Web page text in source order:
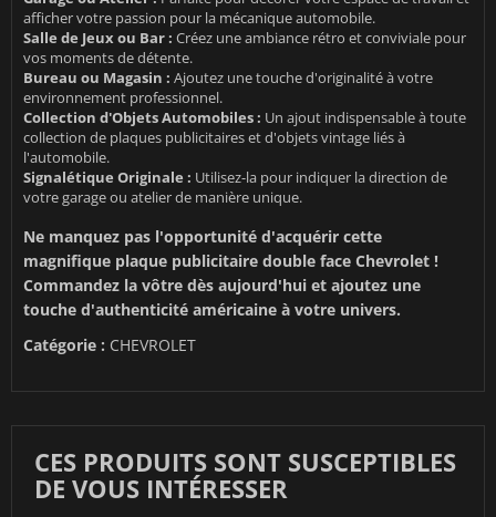
afficher votre passion pour la mécanique automobile.
Salle de Jeux ou Bar : Créez une ambiance rétro et conviviale pour
vos moments de détente.
Bureau ou Magasin : Ajoutez une touche d'originalité à votre
environnement professionnel.
Collection d'Objets Automobiles : Un ajout indispensable à toute
collection de plaques publicitaires et d'objets vintage liés à
l'automobile.
Signalétique Originale : Utilisez-la pour indiquer la direction de
votre garage ou atelier de manière unique.
Ne manquez pas l'opportunité d'acquérir cette
magnifique plaque publicitaire double face Chevrolet !
Commandez la vôtre dès aujourd'hui et ajoutez une
touche d'authenticité américaine à votre univers.
Catégorie : CHEVROLET
CES PRODUITS SONT SUSCEPTIBLES
DE VOUS INTÉRESSER